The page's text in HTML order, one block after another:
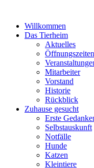
Willkommen
Das Tierheim
Aktuelles
Öffnungszeiten
Mitarbeiter
Vorstand
Historie
Rückblick
Zuhause gesucht
Erste
Selbstauskunft
Notfälle
Hunde
Katzen
Kleintiere